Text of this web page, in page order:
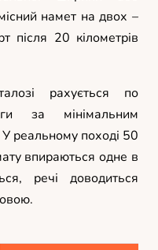
намет на двох –
20 кілометрів
рахується по
за мінімальним
реальному поході 50
впираються одне в
речі доводиться